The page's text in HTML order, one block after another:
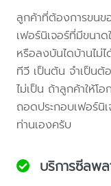
ลูกค้าที่ต้องการขน
เฟอร์นิเจอร์ที่มีขนา
หรือลงบันไดบ้านไม่
ทีวี เป็นต้น จำเป็น
ไม่เป็น ถ้าลูกค้าให้โอ
ถอดประกอบเฟอร์นิ
ท่านเองครับ
บริการซีลพ